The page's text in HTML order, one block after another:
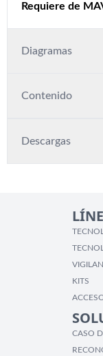
Requiere de
Diagramas
Contenido
Descargas
KITS
CASO